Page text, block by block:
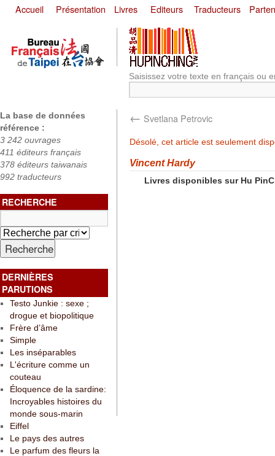
Accueil Présentation Livres Editeurs Traducteurs
Saisissez votre texte en français ou
La base de données
référence :
3 242 ouvrages
411 éditeurs français
378 éditeurs taiwanais
992 traducteurs
RECHERCHE
DERNIÈRES
PARUTIONS
Testo Junkie : sexe ;
drogue et biopolitique
Frère d’âme
Simple
Les inséparables
L'écriture comme un
couteau
Éloquence de la sardine:
Incroyables histoires du
monde sous-marin
Eiffel
Le pays des autres
Le parfum des fleurs la
← Svetlana Petrovic
Désolé, cet article est seulement
Vincent Hardy
Livres disponibles sur Hu